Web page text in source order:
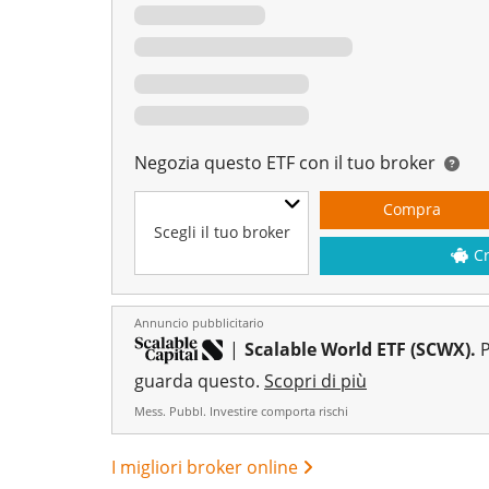
Negozia questo ETF con il tuo broker
Scegli il tuo broker
Compra
Annuncio pubblicitario
| Scalable World ETF (SCWX).
guarda questo. Scopri di più
Mess. Pubbl. Investire comporta rischi
I migliori broker online